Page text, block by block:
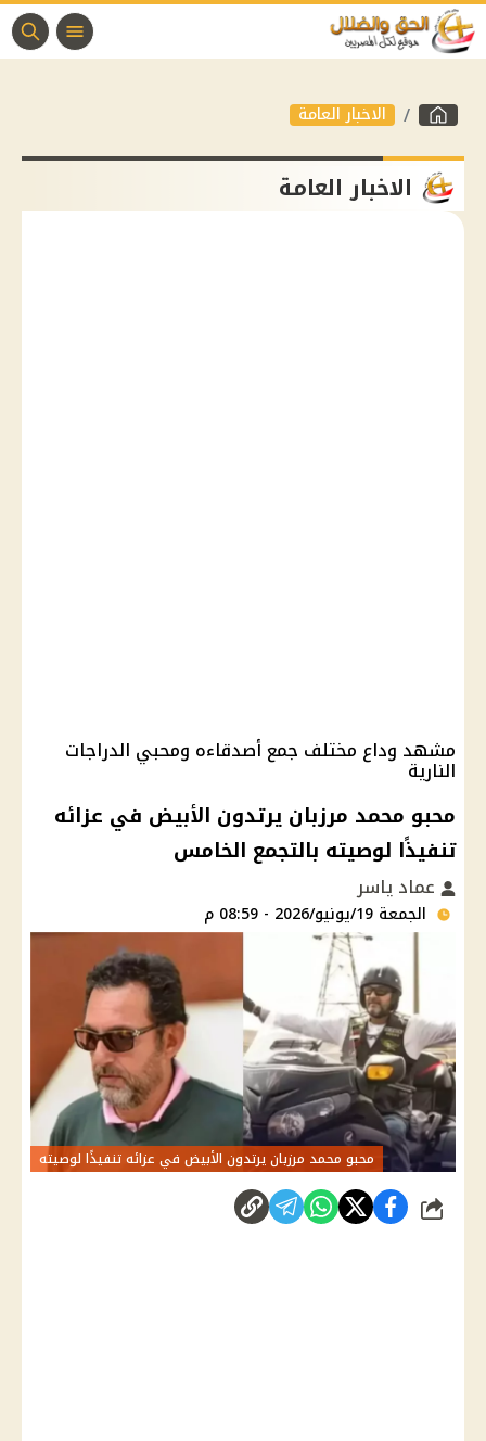
الاخبار العامة
الاخبار العامة
مشهد وداع مختلف جمع أصدقاءه ومحبي الدراجات
النارية
محبو محمد مرزبان يرتدون الأبيض في عزائه
تنفيذًا لوصيته بالتجمع الخامس
عماد ياسر
الجمعة 19/يونيو/2026 - 08:59 م
محبو محمد مرزبان يرتدون الأبيض في عزائه تنفيذًا لوصيته
شارك